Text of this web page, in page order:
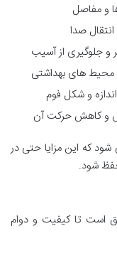
و مفاصل
صدا
و جلوگیری از آسیب
های بهداشتی
و شکل فوم
و کاهش حرکت آن
که این مزایا حتی در
شود.
است تا کیفیت و دوام